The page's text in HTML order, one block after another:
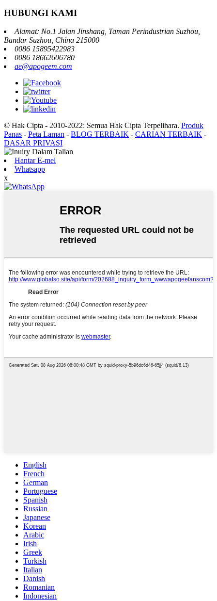
HUBUNGI KAMI
Alamat: No.1 Jalan Jinshang, Taman Perindustrian Suzhou,
Bandar Suzhou, China 215000
0086 15895422983
0086 18662606780
ae@apogeem.com
© Hak Cipta - 2010-2022: Semua Hak Cipta Terpelihara. Produk
Panas - Peta Laman - BLOG TERBAIK - CARIAN TERBAIK -
DASAR PRIVASI
Hantar E-mel
Whatsapp
x
English
French
German
Portuguese
Spanish
Russian
Japanese
Korean
Arabic
Irish
Greek
Turkish
Italian
Danish
Romanian
Indonesian